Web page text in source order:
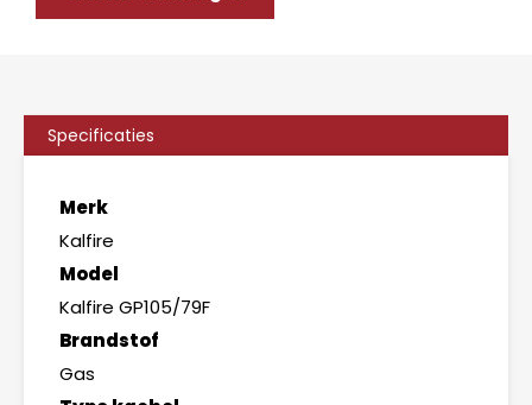
Specificaties
Merk
Kalfire
Model
Kalfire GP105/79F
Brandstof
Gas